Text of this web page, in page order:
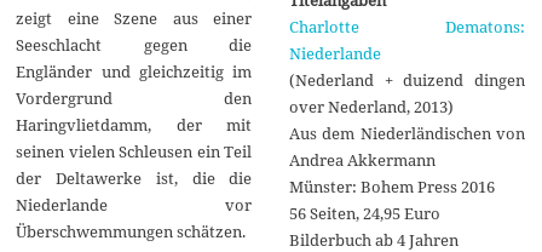
zeigt eine Szene aus einer
Seeschlacht gegen die
Engländer und gleichzeitig im
Vordergrund den
Haringvlietdamm, der mit
seinen vielen Schleusen ein Teil
der Deltawerke ist, die die
Niederlande vor
Überschwemmungen schätzen.
Charlotte Dematons:
Niederlande
(Nederland + duizend dingen
over Nederland, 2013)
Aus dem Niederländischen von
Andrea Akkermann
Münster: Bohem Press 2016
56 Seiten, 24,95 Euro
Bilderbuch ab 4 Jahren